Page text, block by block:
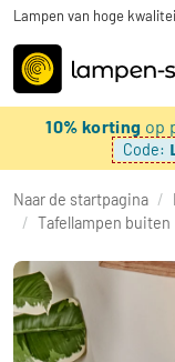
Lampen van hoge
10% korting op
Code:
Naar de startpagina /
/ Tafellampen buiten